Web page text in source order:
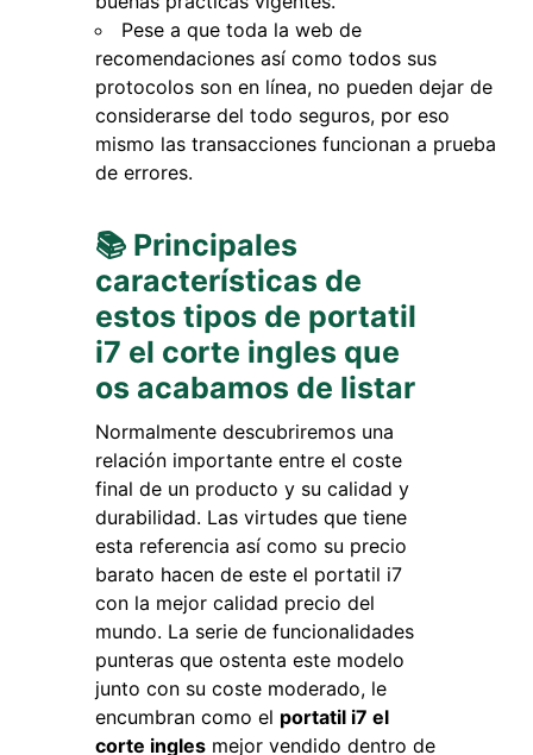
Pese a que toda la web de
recomendaciones así como todos sus
protocolos son en línea, no pueden dejar de
considerarse del todo seguros, por eso
mismo las transacciones funcionan a prueba
de errores.
📚 Principales
características de
estos tipos de portatil
i7 el corte ingles que
os acabamos de listar
Normalmente descubriremos una
relación importante entre el coste
final de un producto y su calidad y
durabilidad. Las virtudes que tiene
esta referencia así como su precio
barato hacen de este el portatil i7
con la mejor calidad precio del
mundo. La serie de funcionalidades
punteras que ostenta este modelo
junto con su coste moderado, le
encumbran como el portatil i7 el
corte ingles mejor vendido dentro de